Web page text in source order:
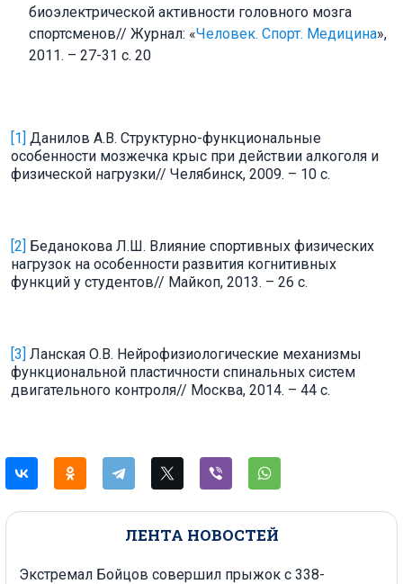
ЛЕНТА НОВОСТЕЙ
Экстремал Бойцов совершил прыжок с 338-
биоэлектрической активности головного мозга
спортсменов// Журнал: «Человек. Спорт. Медицина»,
2011. – 27-31 с. 20
[1] Данилов А.В. Структурно-функциональные
особенности мозжечка крыс при действии алкоголя и
физической нагрузки// Челябинск, 2009. – 10 с.
[2] Беданокова Л.Ш. Влияние спортивных физических
нагрузок на особенности развития когнитивных
функций у студентов// Майкоп, 2013. – 26 с.
[3] Ланская О.В. Нейрофизиологические механизмы
функциональной пластичности спинальных систем
двигательного контроля// Москва, 2014. – 44 с.